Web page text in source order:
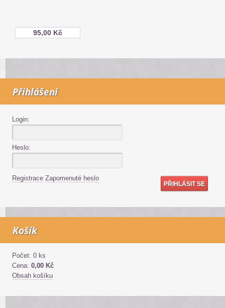
95,00 Kč
Přihlášení
Login:
Heslo:
Registrace Zapomenuté heslo
Košík
Počet: 0 ks
Cena: 0,00 Kč
Obsah košíku